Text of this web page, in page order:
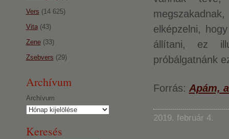
elképzelni,
állítani, ez
próbálgatnánk
Forrás: Apám,
2019. február 4.
Vers (14 625)
Vita(43)
Zene(33)
Zsebvers (29)
Archívum
Archívum
Keresés